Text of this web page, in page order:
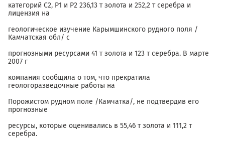
категорий С2, Р1 и Р2 236,13 т золота и 252,2 т серебра и
лицензия на
геологическое изучение Карымшинского рудного поля /
Камчатская обл/ с
прогнозными ресурсами 41 т золота и 123 т серебра. В марте
2007 г
компания сообщила о том, что прекратила
геологоразведочные работы на
Порожистом рудном поле /Камчатка/, не подтвердив его
прогнозные
ресурсы, которые оценивались в 55,46 т золота и 111,2 т
серебра.